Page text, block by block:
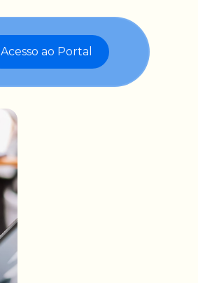
Acesso ao Portal